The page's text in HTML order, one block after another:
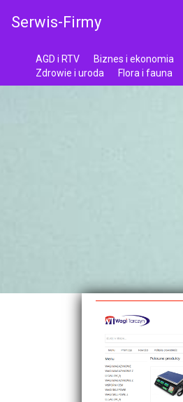
Serwis-Firmy
AGD i RTV Biznes i ekonomia
Zdrowie i uroda
Flora i fauna